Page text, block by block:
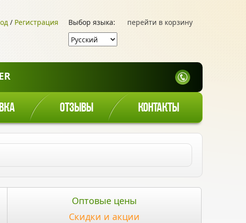
перейти в корзину
Выбор языка:
/ Регистрация
ОТЗЫВЫ КОНТАКТЫ
Оптовые цены
Скидки и акции